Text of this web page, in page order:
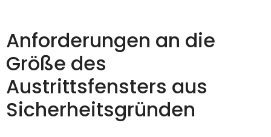
Anforderungen an die
Größe des
Austrittsfensters aus
Sicherheitsgründen